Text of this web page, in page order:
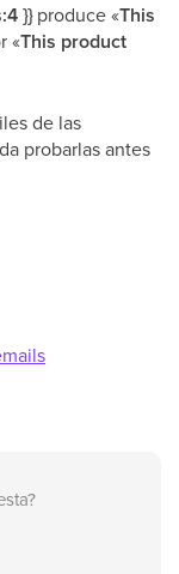
}}produce «This
«This product
de las
probarlas antes